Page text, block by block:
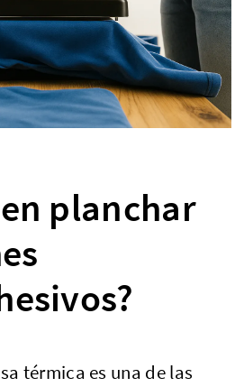
planchar
térmica es una de las